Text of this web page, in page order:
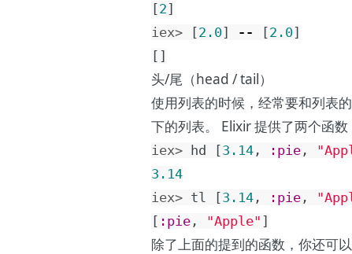
[2]
iex>
[2.0] -- [2.0]
[ ]
头/尾（head / tail）
使用列表的时候，经常要和列表
下的列表。 Elixir 提供了两个函数
iex> hd [3.14 , :pie ,
3.14
iex> tl [3.14 , :pie ,
[ :pie , "Apple" ]
除了上面的提到的函数，你还可